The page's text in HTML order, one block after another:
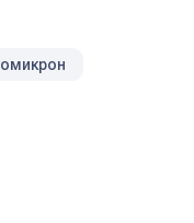
омикрон